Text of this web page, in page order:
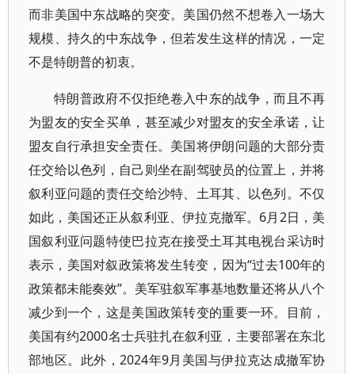
而非美国中东战略的突变。美国仍然不想卷入一场大
规模、持久的中东战争，但若发生这样的情况，一定
不是特朗普的初衷。
特朗普政府不仅拒绝卷入中东的战争，而且不再
为盟友的安全买单，甚至减少对盟友的安全承诺，让
盟友自行承担安全责任。美国将伊朗问题的大部分责
任交给以色列，自己则坐在副驾驶员的位置上，并将
叙利亚问题的责任交给沙特、土耳其、以色列。不仅
如此，美国还正从叙利亚、伊拉克撤军。6月2日，美
国叙利亚问题特使巴拉克在接受土耳其电视台采访时
表示，美国对叙政策将发生转变，因为“过去100年的
政策都未能奏效”。美军驻叙军事基地数量还将从八个
减少到一个，这是美国政策转变的重要一环。目前，
美国有约2000名士兵驻扎在叙利亚，主要部署在东北
部地区。此外，2024年9月美国与伊拉克达成撤军协